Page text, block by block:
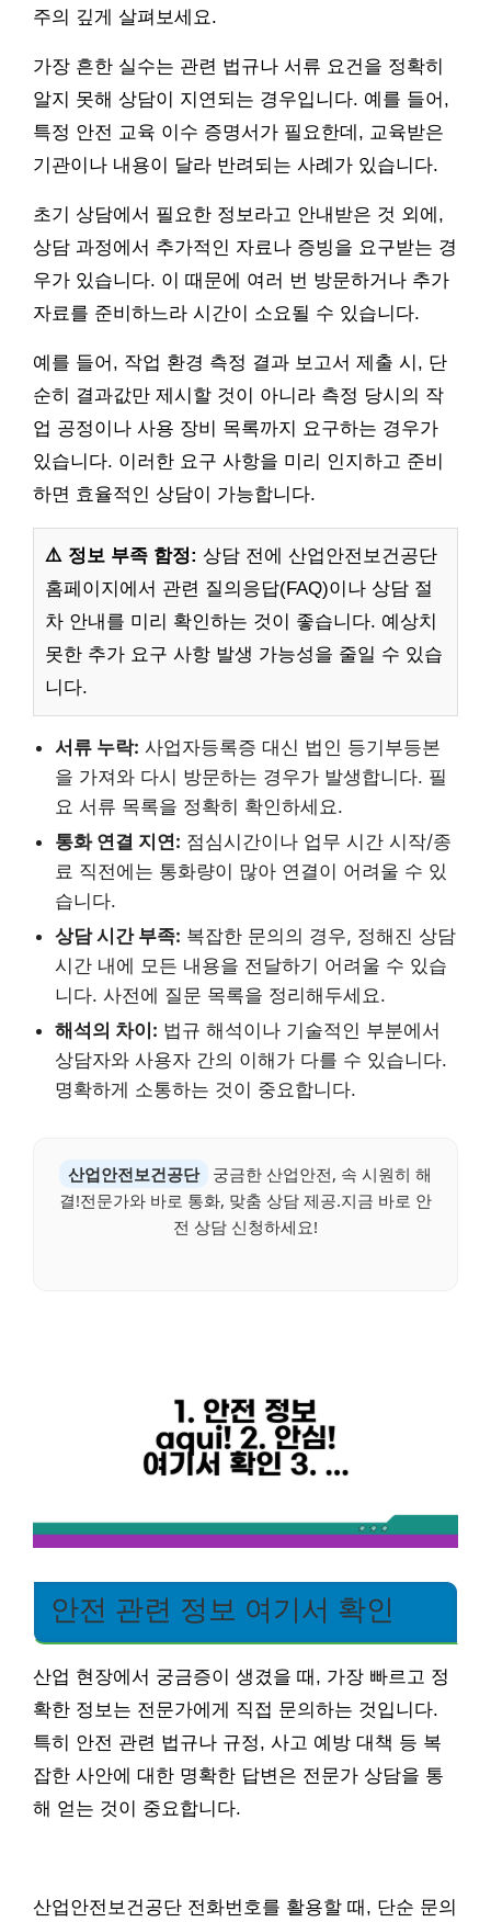
주의 깊게 살펴보세요.
가장 흔한 실수는 관련 법규나 서류 요건을 정확히
알지 못해 상담이 지연되는 경우입니다. 예를 들어,
특정 안전 교육 이수 증명서가 필요한데, 교육받은
기관이나 내용이 달라 반려되는 사례가 있습니다.
초기 상담에서 필요한 정보라고 안내받은 것 외에,
상담 과정에서 추가적인 자료나 증빙을 요구받는 경
우가 있습니다. 이 때문에 여러 번 방문하거나 추가
자료를 준비하느라 시간이 소요될 수 있습니다.
예를 들어, 작업 환경 측정 결과 보고서 제출 시, 단
순히 결과값만 제시할 것이 아니라 측정 당시의 작
업 공정이나 사용 장비 목록까지 요구하는 경우가
있습니다. 이러한 요구 사항을 미리 인지하고 준비
하면 효율적인 상담이 가능합니다.
⚠️ 정보 부족 함정: 상담 전에 산업안전보건공단
홈페이지에서 관련 질의응답(FAQ)이나 상담 절
차 안내를 미리 확인하는 것이 좋습니다. 예상치
못한 추가 요구 사항 발생 가능성을 줄일 수 있습
니다.
서류 누락: 사업자등록증 대신 법인 등기부등본
을 가져와 다시 방문하는 경우가 발생합니다. 필
요 서류 목록을 정확히 확인하세요.
통화 연결 지연: 점심시간이나 업무 시간 시작/종
료 직전에는 통화량이 많아 연결이 어려울 수 있
습니다.
상담 시간 부족: 복잡한 문의의 경우, 정해진 상담
시간 내에 모든 내용을 전달하기 어려울 수 있습
니다. 사전에 질문 목록을 정리해두세요.
해석의 차이: 법규 해석이나 기술적인 부분에서
상담자와 사용자 간의 이해가 다를 수 있습니다.
명확하게 소통하는 것이 중요합니다.
산업안전보건공단
궁금한 산업안전, 속 시원히 해
결!전문가와 바로 통화, 맞춤 상담 제공.지금 바로 안
전 상담 신청하세요!
안전 관련 정보 여기서 확인
산업 현장에서 궁금증이 생겼을 때, 가장 빠르고 정
확한 정보는 전문가에게 직접 문의하는 것입니다.
특히 안전 관련 법규나 규정, 사고 예방 대책 등 복
잡한 사안에 대한 명확한 답변은 전문가 상담을 통
해 얻는 것이 중요합니다.
산업안전보건공단 전화번호를 활용할 때, 단순 문의